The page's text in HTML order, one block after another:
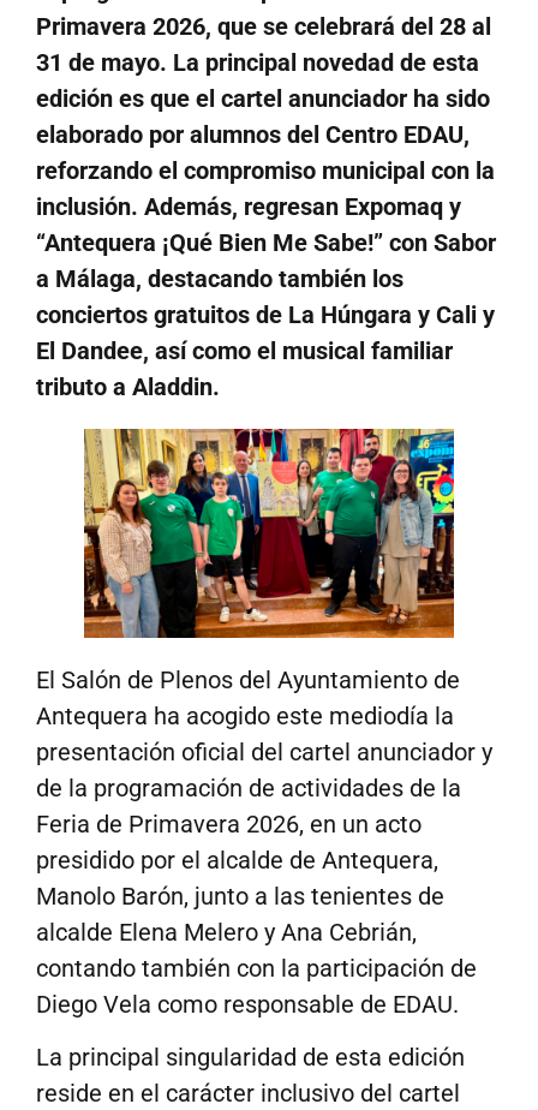
Primavera 2026, que se celebrará del 28 al
31 de mayo. La principal novedad de esta
edición es que el cartel anunciador ha sido
elaborado por alumnos del Centro EDAU,
reforzando el compromiso municipal con la
inclusión. Además, regresan Expomaq y
“Antequera ¡Qué Bien Me Sabe!” con Sabor
a Málaga, destacando también los
conciertos gratuitos de La Húngara y Cali y
El Dandee, así como el musical familiar
tributo a Aladdin.
El Salón de Plenos del Ayuntamiento de
Antequera ha acogido este mediodía la
presentación oficial del cartel anunciador y
de la programación de actividades de la
Feria de Primavera 2026, en un acto
presidido por el alcalde de Antequera,
Manolo Barón, junto a las tenientes de
alcalde Elena Melero y Ana Cebrián,
contando también con la participación de
Diego Vela como responsable de EDAU.
La principal singularidad de esta edición
reside en el carácter inclusivo del cartel